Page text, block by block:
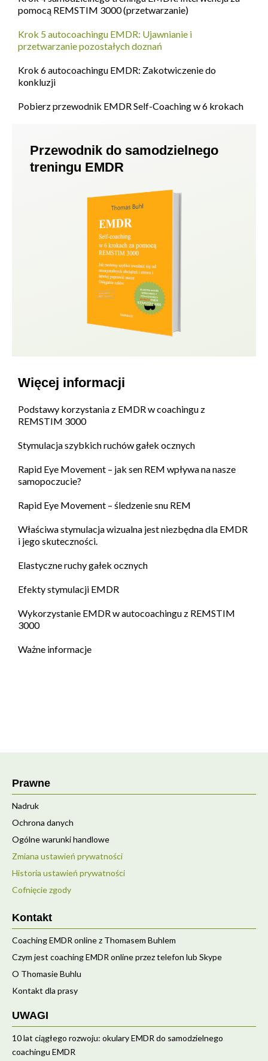
pomocą REMSTIM 3000 (przetwarzanie)
Krok 5 autocoachingu EMDR: Ujawnianie i
przetwarzanie pozostałych doznań
Krok 6 autocoachingu EMDR: Zakotwiczenie do
konkluzji
Pobierz przewodnik EMDR Self-Coaching w 6 krokach
Przewodnik do samodzielnego
treningu EMDR
Więcej informacji
Podstawy korzystania z EMDR w coachingu z
REMSTIM 3000
Stymulacja szybkich ruchów gałek ocznych
Rapid Eye Movement – jak sen REM wpływa na nasze
samopoczucie?
Rapid Eye Movement – śledzenie snu REM
Właściwa stymulacja wizualna jest niezbędna dla EMDR
i jego skuteczności.
Elastyczne ruchy gałek ocznych
Efekty stymulacji EMDR
Wykorzystanie EMDR w autocoachingu z REMSTIM
3000
Ważne informacje
Prawne
Nadruk
Ochrona danych
Ogólne warunki handlowe
Zmiana ustawień prywatności
Historia ustawień prywatności
Cofnięcie zgody
Kontakt
Coaching EMDR online z Thomasem Buhlem
Czym jest coaching EMDR online przez telefon lub Skype
O Thomasie Buhlu
Kontakt dla prasy
UWAGI
10 lat ciągłego rozwoju: okulary EMDR do samodzielnego
coachingu EMDR